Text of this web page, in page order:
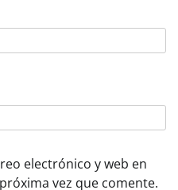
electrónico y web en
vez que comente.